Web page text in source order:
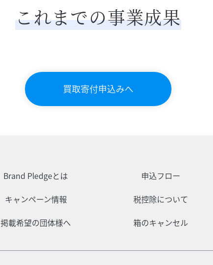
これまでの事業成果
買取寄付申込みへ
Brand Pledgeとは 申込フロー
キャンペーン情報 税控除について
掲載希望の団体様へ 箱のキャンセル